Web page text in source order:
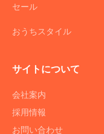
セール
おうちスタイル
サイトについて
会社案内
採用情報
お問い合わせ